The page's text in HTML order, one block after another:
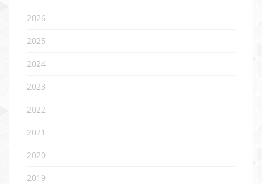
2026
2025
2024
2023
2022
2021
2020
2019